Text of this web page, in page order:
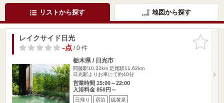
リストから探す 地図から探す
お気に入
りに追加
レイクサイド日光
-点/ 0 件
栃木県 / 日光市
間藤駅10.32km 足尾駅11.62km
日光駅よりお車にて約40分
営業時間 15:00～22:00
入浴料金 850円～
日帰り 宿泊 硫黄泉